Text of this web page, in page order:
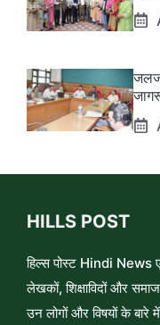
HILLS POST
हिल्स पोस्ट Hindi News
लेखकों, शिक्षाविदों और
उन लोगों और विषयों के